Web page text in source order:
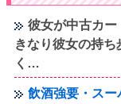
彼女が中古カ
きなり彼女の持
く…
飲酒強要・スー